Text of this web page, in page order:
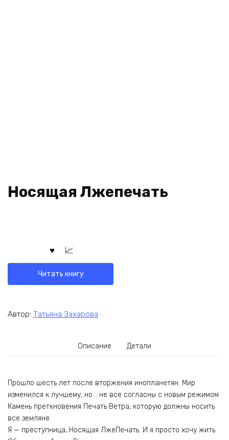
Носящая Лжепечать
Читать книгу
Автор: Татьяна Захарова
Описание Детали
Прошло шесть лет после вторжения инопланетян. Мир
изменился к лучшему, но… не все согласны с новым режимом.
Камень преткновения Печать Ветра, которую должны носить
все земляне
Я — преступница, Носящая ЛжеПечать. И я просто хочу жить